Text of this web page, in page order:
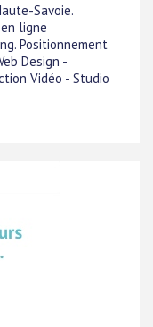
Savoie.
ligne
Positionnement
Design -
Vidéo - Studio